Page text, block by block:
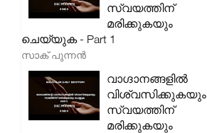
സ്വയത്തിന്
മരിക്കുകയും
ചെയ്യുക - Part 1
സാക് പുന്നൻ
വാഗ്ദാനങ്ങളിൽ
വിശ്വസിക്കുകയും
സ്വയത്തിന്
മരിക്കുകയും